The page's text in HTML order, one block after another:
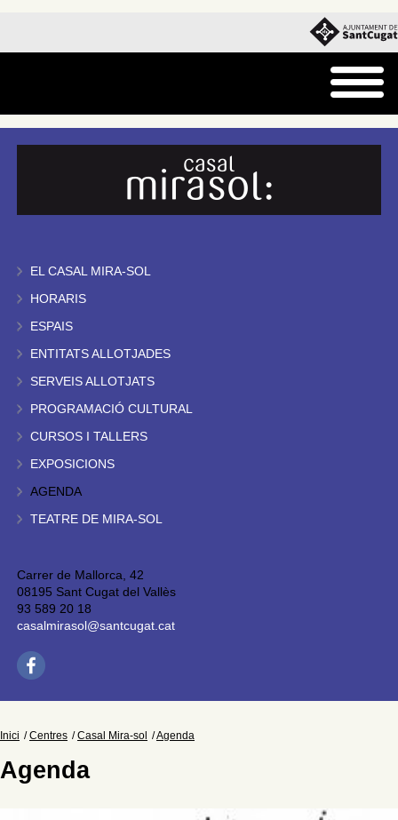
EL CASAL MIRA-SOL
HORARIS
ESPAIS
ENTITATS ALLOTJADES
SERVEIS ALLOTJATS
PROGRAMACIÓ CULTURAL
CURSOS I TALLERS
EXPOSICIONS
AGENDA
TEATRE DE MIRA-SOL
Carrer de Mallorca, 42
08195 Sant Cugat del Vallès
93 589 20 18
casalmirasol@santcugat.cat
Inici Centres Casal Mira-sol Agenda
Agenda